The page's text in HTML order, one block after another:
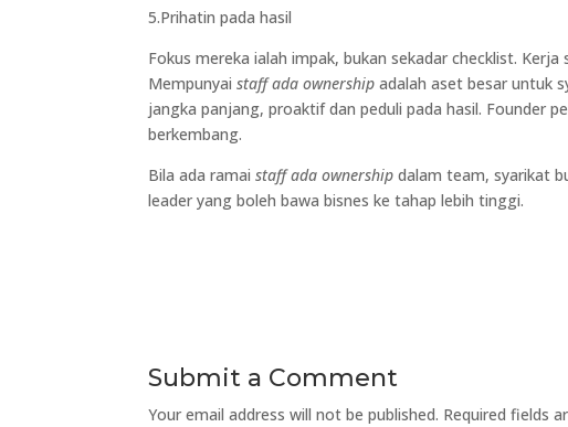
5.Prihatin pada hasil
Fokus mereka ialah impak, bukan sekadar checklist.
Mempunyaistaff ada ownership adalah aset besar untuk
jangka panjang, proaktif dan peduli pada hasil. Founder
berkembang.
Bila ada ramaistaff ada ownership dalam team, syarikat
leader yang boleh bawa bisnes ke tahap lebih tinggi.
Submit a Comment
Your email address will not be published. Required fields